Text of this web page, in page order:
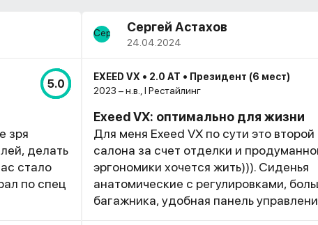
5.0
зря
делать
стало
по спец
Сергей Астахов
24.04.2024
EXEED VX • 2.0 AT • Президент (6 мест)
2023 – н.в., I Рестайлинг
Exeed VX: оптимально для жизни
Для меня Exeed VX по сути это
салона за счет отделки и
эргономики хочется жить))). Сиденья
анатомические с регулировками,
багажника, удобная панель